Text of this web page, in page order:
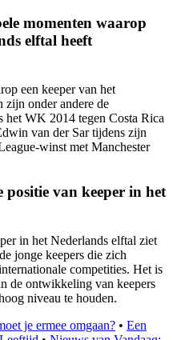
momenten waarop
elftal heeft
een keeper van het
zijn onder andere de
WK 2014 tegen Costa Rica
van der Sar tijdens zijn
winst met Manchester
positie van keeper in het
in het Nederlands elftal ziet
jonge keepers die zich
competities. Het is
de ontwikkeling van keepers
niveau te houden.
je ermee omgaan? • Een